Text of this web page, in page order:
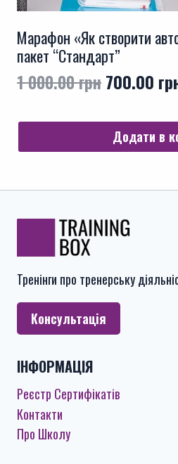
Марафон «Як створити
пакет “Стандарт”
1 000.00грн
1
000.00
700.00
Додати в
Тренінги про тренерську
Консультація
ІНФОРМАЦІЯ
Реєстр Сертифікатів
Контакти
Про Школу